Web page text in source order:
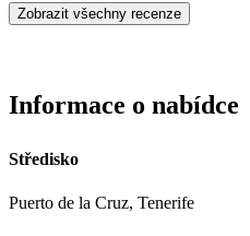
mohli jsme sami prozkoumat
Zobrazit všechny recenze
Informace o nabídce
Středisko
Puerto de la Cruz, Tenerife